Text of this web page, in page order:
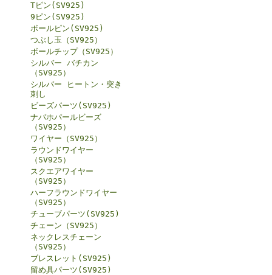
Tピン(SV925)
9ピン(SV925)
ボールピン(SV925)
つぶし玉（SV925）
ボールチップ（SV925）
シルバー バチカン
（SV925）
シルバー ヒートン・突き
刺し
ビーズパーツ(SV925)
ナバホパールビーズ
（SV925）
ワイヤー（SV925）
ラウンドワイヤー
（SV925）
スクエアワイヤー
（SV925）
ハーフラウンドワイヤー
（SV925）
チューブパーツ(SV925)
チェーン（SV925）
ネックレスチェーン
（SV925）
ブレスレット(SV925)
留め具パーツ(SV925)